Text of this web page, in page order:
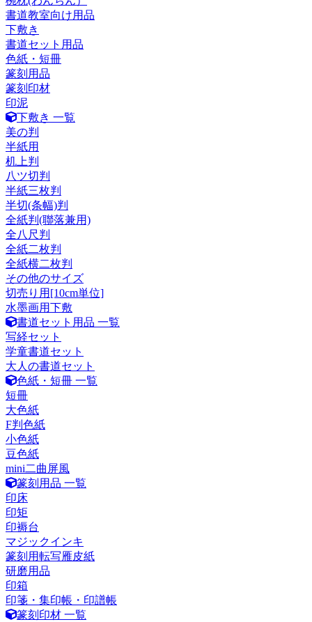
書道教室向け用品
下敷き
書道セット用品
色紙・短冊
篆刻用品
篆刻印材
印泥
下敷き 一覧
美の判
半紙用
机上判
八ツ切判
半紙三枚判
半切(条幅)判
全紙判(聯落兼用)
全八尺判
全紙二枚判
全紙横二枚判
その他のサイズ
切売り用[10cm単位]
水墨画用下敷
書道セット用品 一覧
写経セット
学童書道セット
大人の書道セット
色紙・短冊 一覧
短冊
大色紙
F判色紙
小色紙
豆色紙
mini二曲屏風
篆刻用品 一覧
印床
印矩
印褥台
マジックインキ
篆刻用転写雁皮紙
研磨用品
印箱
印箋・集印帳・印譜帳
篆刻印材 一覧